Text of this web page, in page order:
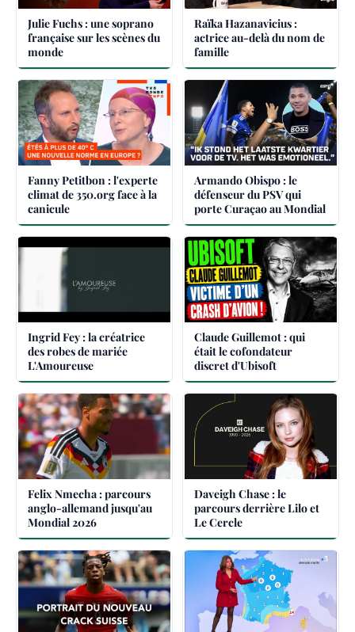
Julie Fuchs : une soprano
française sur les scènes du
monde
Raïka Hazanavicius :
actrice au-delà du nom de
famille
Fanny Petitbon : l'experte
climat de 350.org face à la
canicule
Armando Obispo : le
défenseur du PSV qui
porte Curaçao au Mondial
Ingrid Fey : la créatrice
des robes de mariée
L'Amoureuse
Claude Guillemot : qui
était le cofondateur
discret d'Ubisoft
Felix Nmecha : parcours
anglo-allemand jusqu'au
Mondial 2026
Daveigh Chase : le
parcours derrière Lilo et
Le Cercle